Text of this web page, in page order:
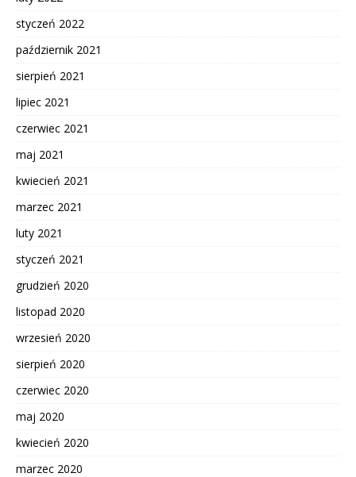
styczeń 2022
październik 2021
sierpień 2021
lipiec 2021
czerwiec 2021
maj 2021
kwiecień 2021
marzec 2021
luty 2021
styczeń 2021
grudzień 2020
listopad 2020
wrzesień 2020
sierpień 2020
czerwiec 2020
maj 2020
kwiecień 2020
marzec 2020